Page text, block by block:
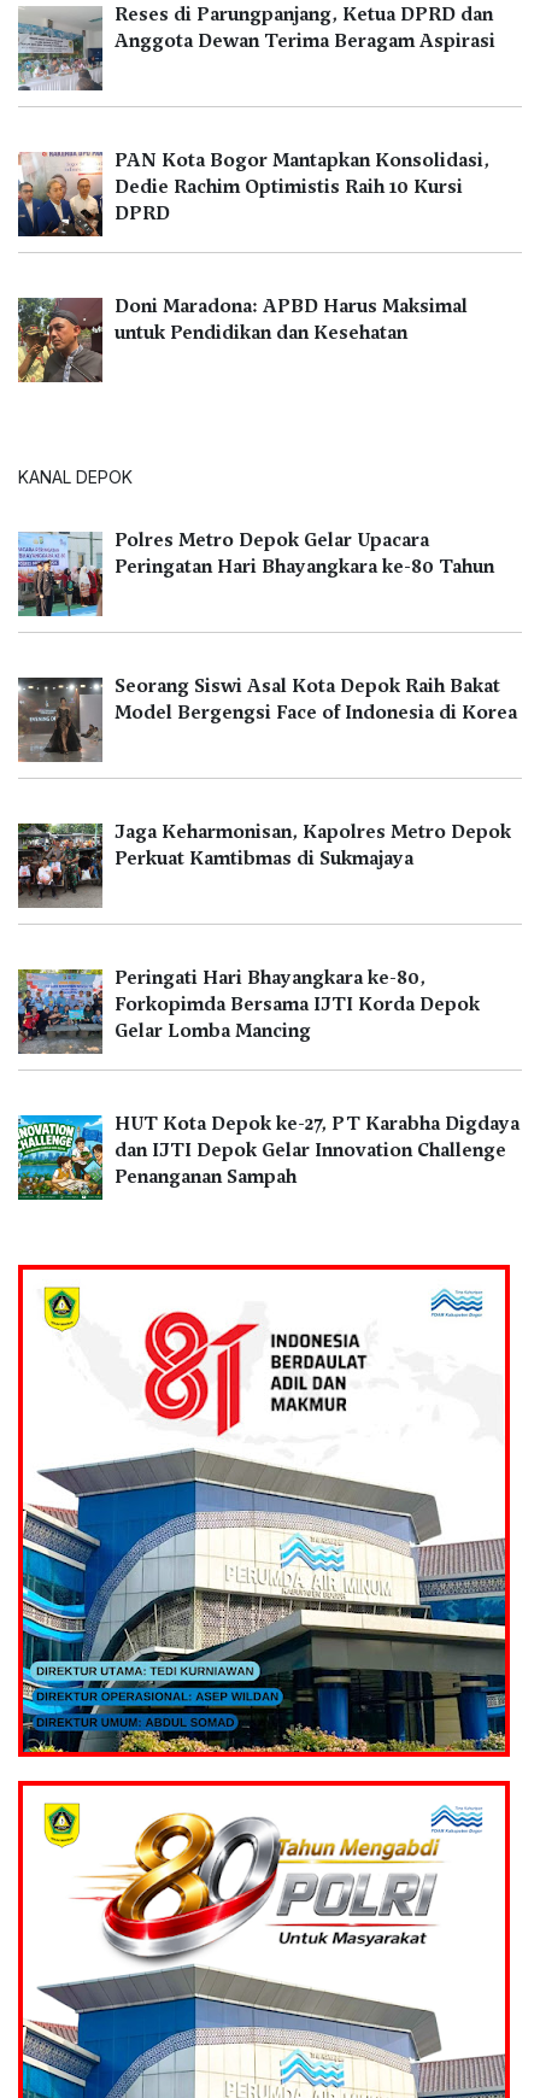
Reses di Parungpanjang, Ketua DPRD dan
Anggota Dewan Terima Beragam Aspirasi
PAN Kota Bogor Mantapkan Konsolidasi,
Dedie Rachim Optimistis Raih 10 Kursi
DPRD
Doni Maradona: APBD Harus Maksimal
untuk Pendidikan dan Kesehatan
KANAL DEPOK
Polres Metro Depok Gelar Upacara
Peringatan Hari Bhayangkara ke-80 Tahun
Seorang Siswi Asal Kota Depok Raih Bakat
Model Bergengsi Face of Indonesia di Korea
Jaga Keharmonisan, Kapolres Metro Depok
Perkuat Kamtibmas di Sukmajaya
Peringati Hari Bhayangkara ke-80,
Forkopimda Bersama IJTI Korda Depok
Gelar Lomba Mancing
HUT Kota Depok ke-27, PT Karabha Digdaya
dan IJTI Depok Gelar Innovation Challenge
Penanganan Sampah